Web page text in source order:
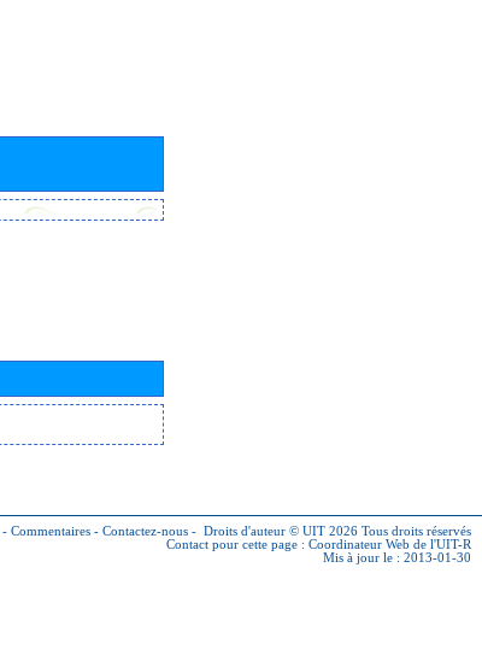
- Commentaires - Contactez-nous - Droits d'auteur © UIT 2026 Tous droits réservés
Contact pour cette page : Coordinateur Web de l'UIT-R
Mis à jour le : 2013-01-30